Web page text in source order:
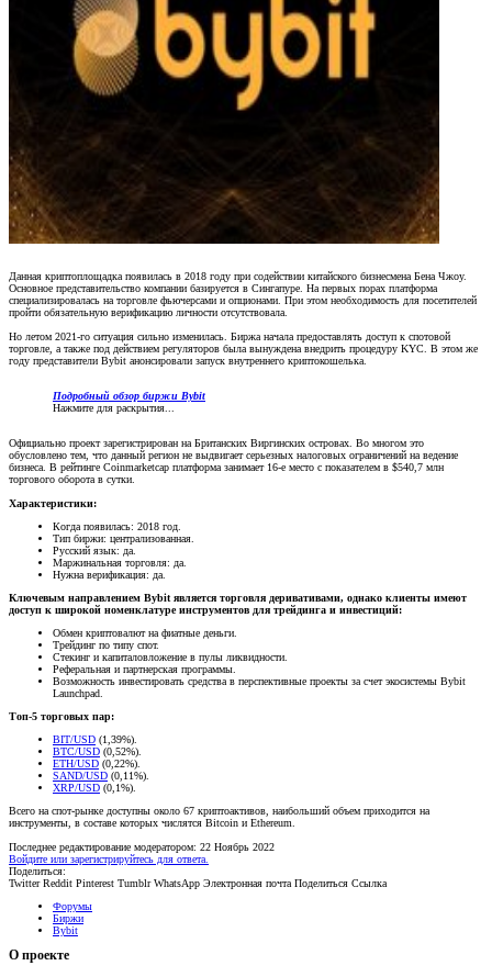
Данная криптоплощадка появилась в 2018 году при содействии китайского бизнесмена Бена Чжоу.
Основное представительство компании базируется в Сингапуре. На первых порах платформа
специализировалась на торговле фьючерсами и опционами. При этом необходимость для посетителей
пройти обязательную верификацию личности отсутствовала.
Но летом 2021-го ситуация сильно изменилась. Биржа начала предоставлять доступ к спотовой
торговле, а также под действием регуляторов была вынуждена внедрить процедуру KYC. В этом же
году представители Bybit анонсировали запуск внутреннего криптокошелька.
Подробный обзор биржи Bybit
Нажмите для раскрытия...
Официально проект зарегистрирован на Британских Виргинских островах. Во многом это
обусловлено тем, что данный регион не выдвигает серьезных налоговых ограничений на ведение
бизнеса. В рейтинге Coinmarketcap платформа занимает 16-е место с показателем в $540,7 млн
торгового оборота в сутки.
Характеристики:
Когда появилась: 2018 год.
Тип биржи: централизованная.
Русский язык: да.
Маржинальная торговля: да.
Нужна верификация: да.
Ключевым направлением Bybit является торговля деривативами, однако клиенты имеют
доступ к широкой номенклатуре инструментов для трейдинга и инвестиций:
Обмен криптовалют на фиатные деньги.
Трейдинг по типу спот.
Стекинг и капиталовложение в пулы ликвидности.
Реферальная и партнерская программы.
Возможность инвестировать средства в перспективные проекты за счет экосистемы Bybit
Launchpad.
Топ-5 торговых пар:
BIT/USD (1,39%).
BTC/USD (0,52%).
ETH/USD (0,22%).
SAND/USD (0,11%).
XRP/USD (0,1%).
Всего на спот-рынке доступны около 67 криптоактивов, наибольший объем приходится на
инструменты, в составе которых числятся Bitcoin и Ethereum.
Последнее редактирование модератором: 22 Ноябрь 2022
Войдите или зарегистрируйтесь для ответа.
Поделиться:
Twitter Reddit Pinterest Tumblr WhatsApp Электронная почта Поделиться Ссылка
Форумы
Биржи
Bybit
О проекте